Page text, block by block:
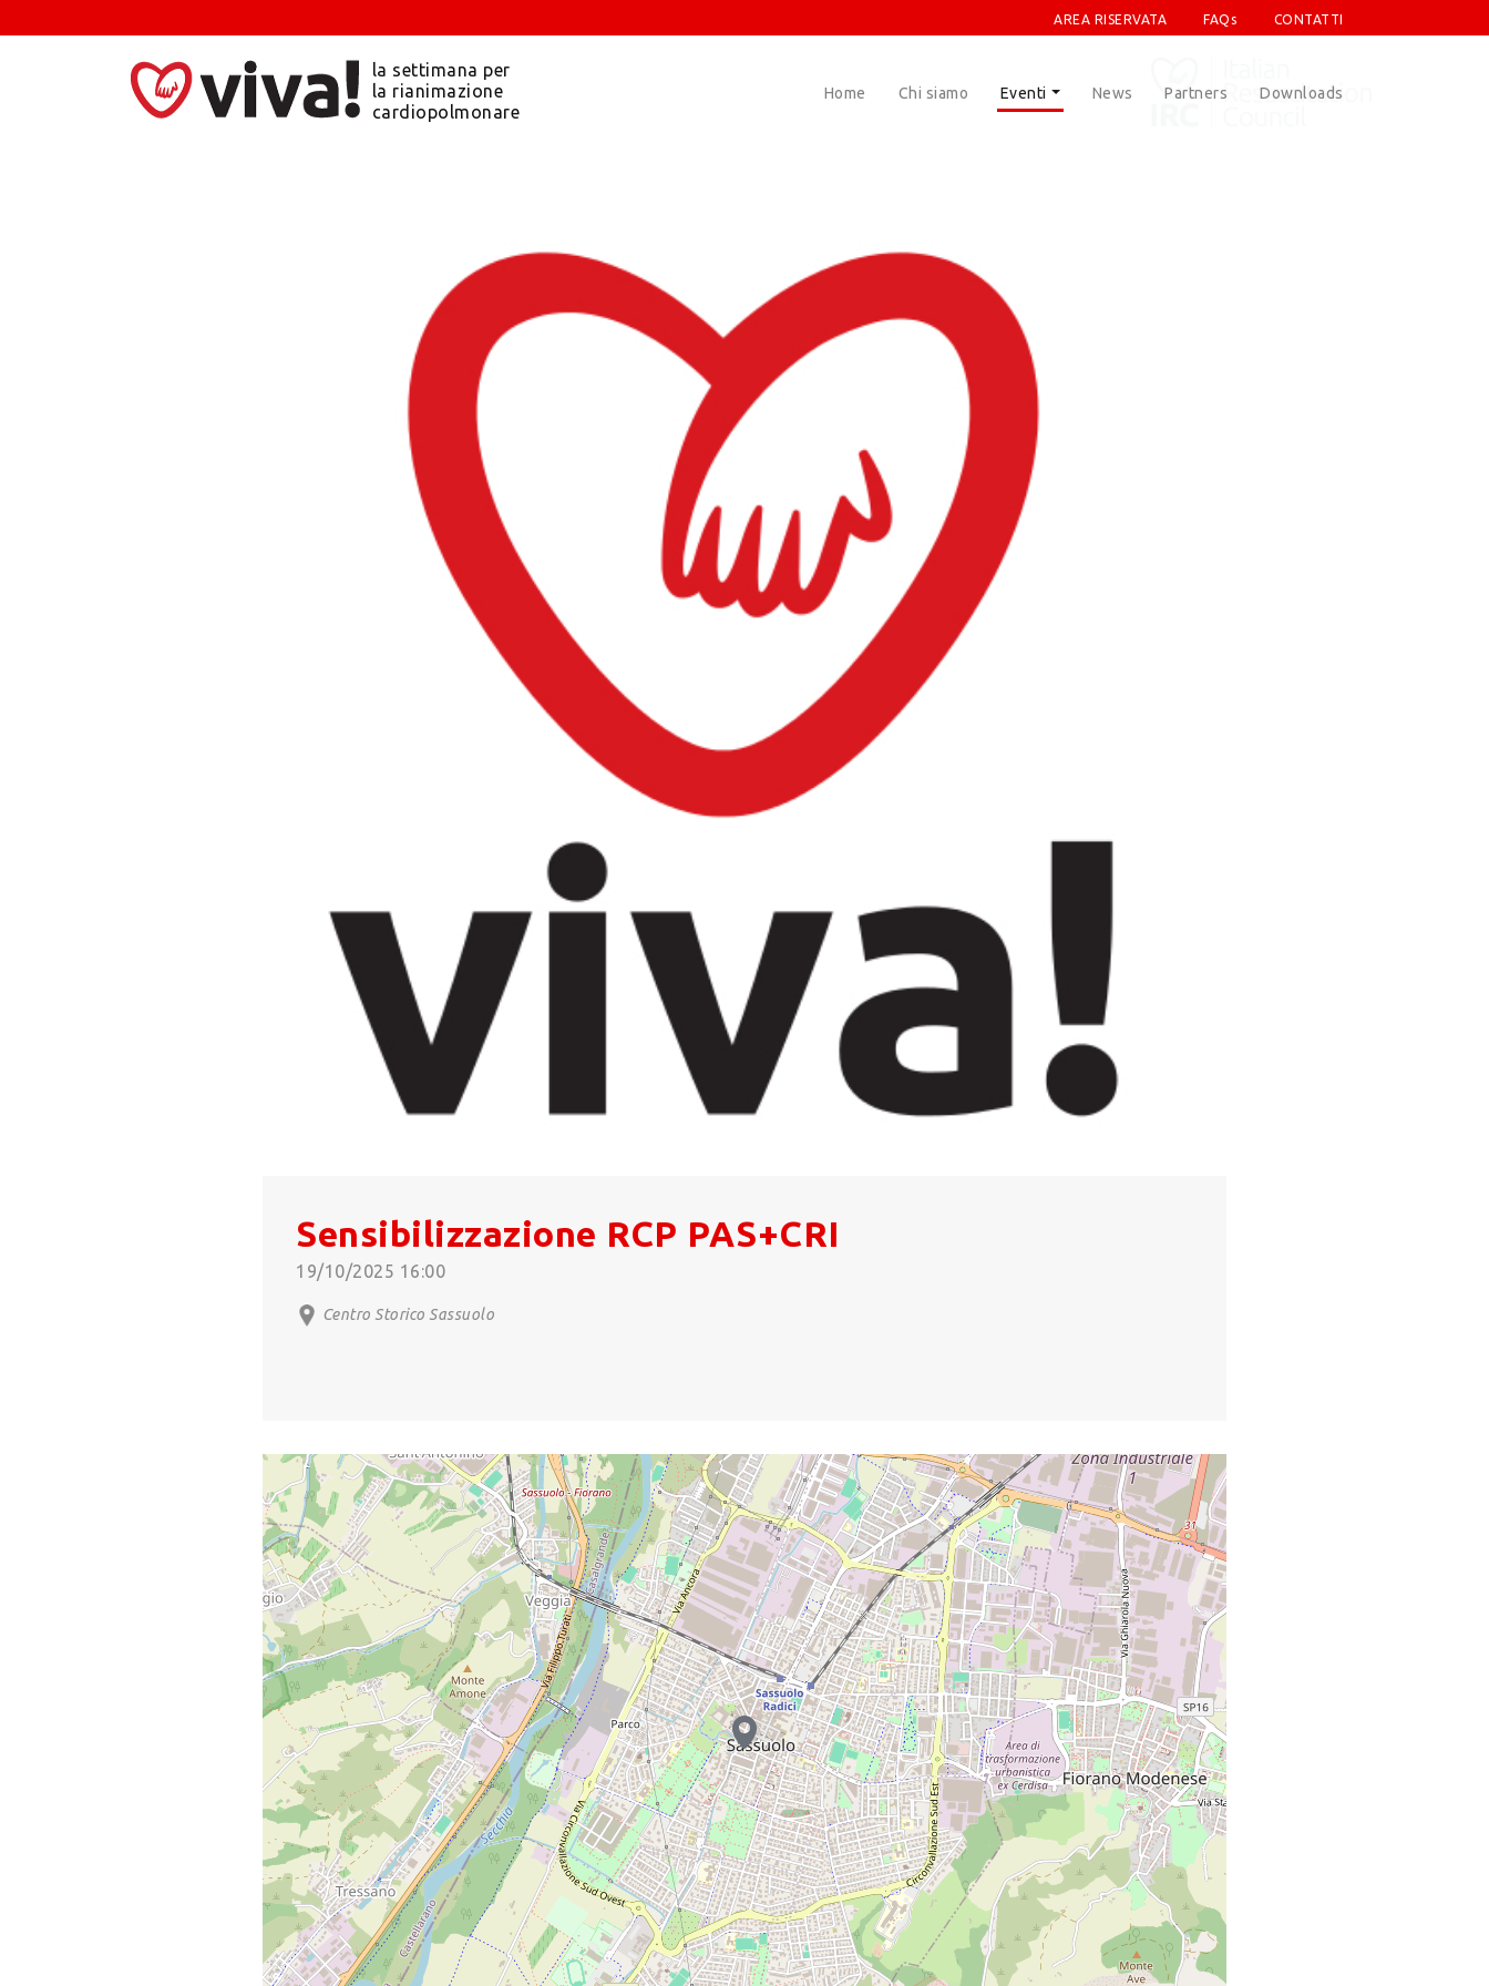
AREA RISERVATA FAQs CONTATTI
la settimana per
la rianimazione
cardiopolmonare
Home Chi siamo Eventi News Partners Downloads
Sensibilizzazione RCP PAS+CRI
19/10/2025 16:00
Centro Storico Sassuolo